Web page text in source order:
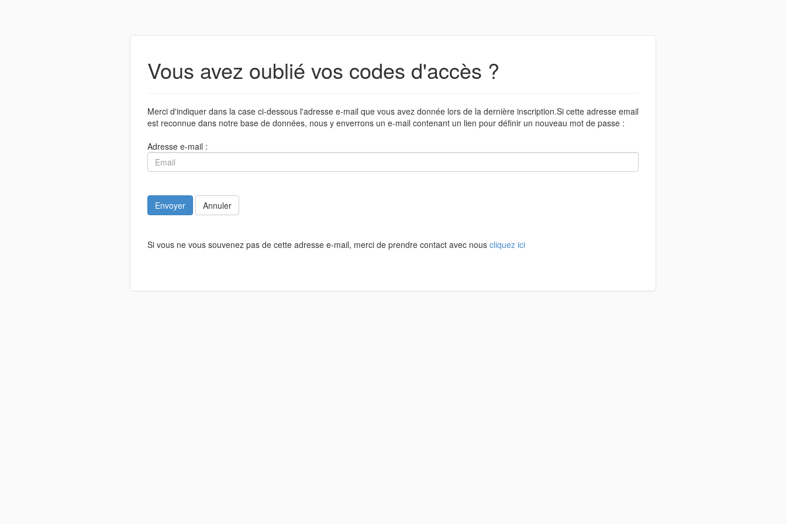
Vous avez oublié vos codes d'accès ?
Merci d'indiquer dans la case ci-dessous l'adresse e-mail que vous avez donnée lors de la dernière inscription.Si cette adresse email
est reconnue dans notre base de données, nous y enverrons un e-mail contenant un lien pour définir un nouveau mot de passe :
Adresse e-mail :
Envoyer Annuler
Si vous ne vous souvenez pas de cette adresse e-mail, merci de prendre contact avec nous cliquez ici